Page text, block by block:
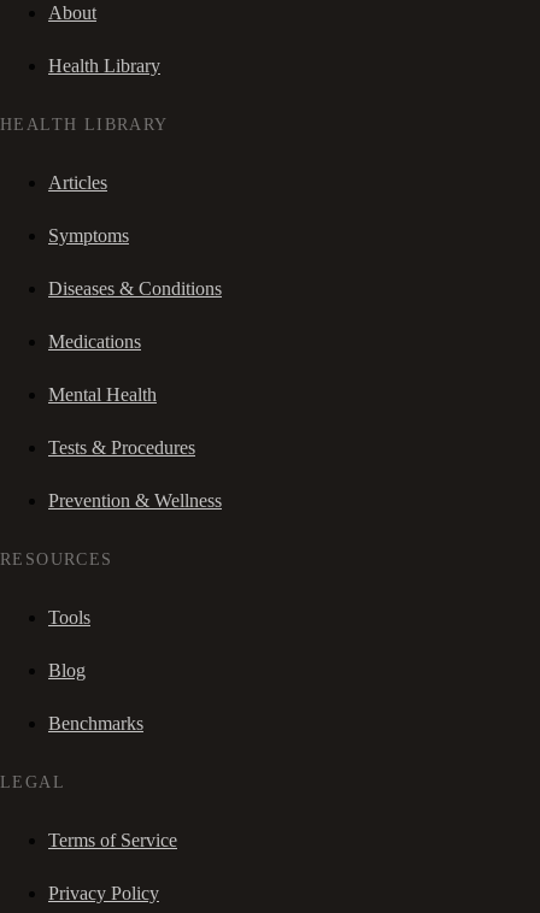
About
Health Library
HEALTH LIBRARY
Articles
Symptoms
Diseases & Conditions
Medications
Mental Health
Tests & Procedures
Prevention & Wellness
RESOURCES
Tools
Blog
Benchmarks
LEGAL
Terms of Service
Privacy Policy